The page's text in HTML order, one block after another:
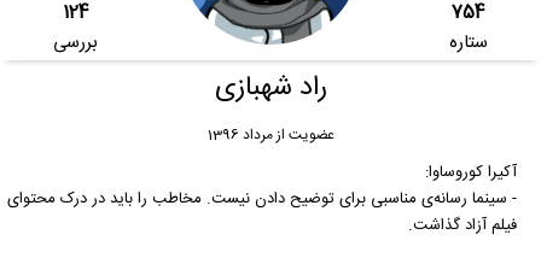
754
ستاره
124
بررسی
راد شهبازی
عضویت از مرداد 1396
آکیرا کوروساوا:
- سینما رسانه‌ی مناسبی برای توضیح دادن نیست. مخاطب را باید در درک محتوای
فیلم آزاد گذاشت.